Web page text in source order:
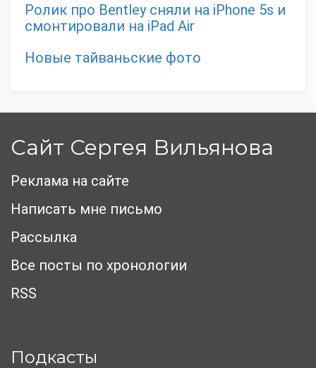
Ролик про Bentley сняли на iPhone 5s и
смонтировали на iPad Air
Новые тайваньские фото
Сайт Сергея Вильянова
Реклама на сайте
Написать мне письмо
Рассылка
Все посты по хронологии
RSS
Подкасты